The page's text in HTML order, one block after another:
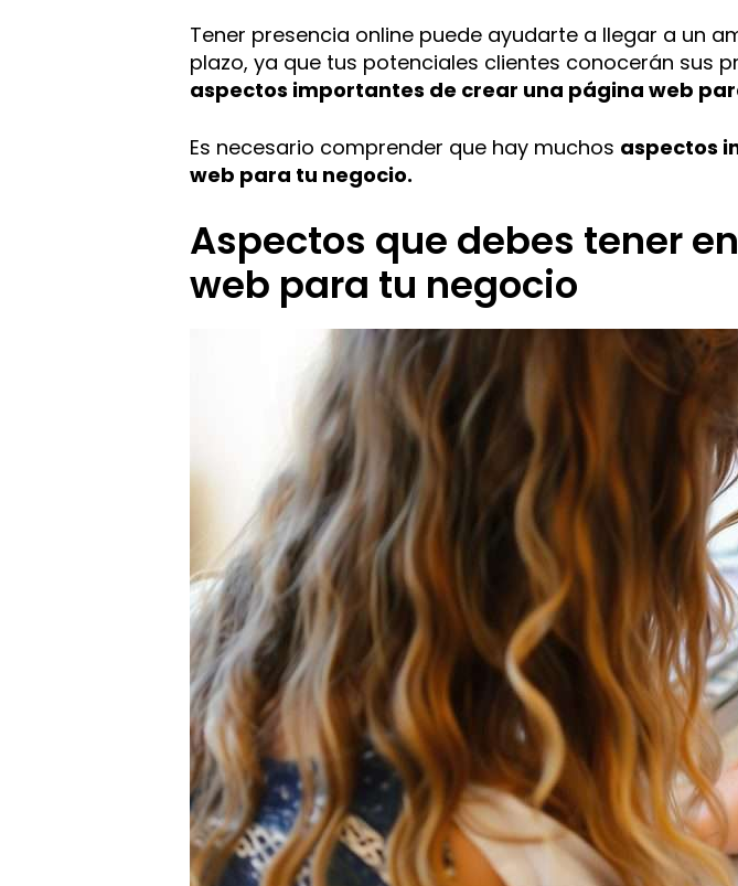
Tener presencia online puede ayudarte a llegar a un
plazo, ya que tus potenciales clientes conocerán sus
aspectos importantes de crear una página web
Es necesario comprender que hay muchos aspectos
web para tu negocio.
Aspectos que debes tener
web para tu negocio